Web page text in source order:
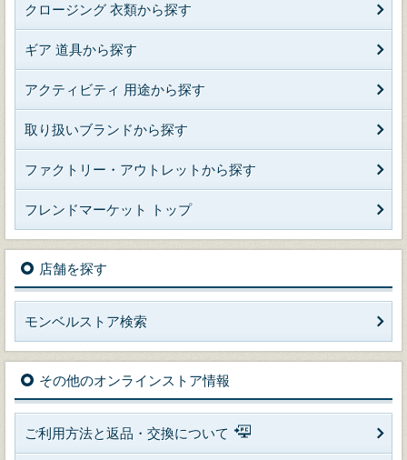
クロージング 衣類から探す
ギア 道具から探す
アクティビティ 用途から探す
取り扱いブランドから探す
ファクトリー・アウトレットから探す
フレンドマーケット トップ
店舗を探す
モンベルストア検索
その他のオンラインストア情報
ご利用方法と返品・交換について